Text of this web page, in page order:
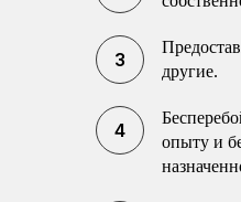
другие.
опыту и